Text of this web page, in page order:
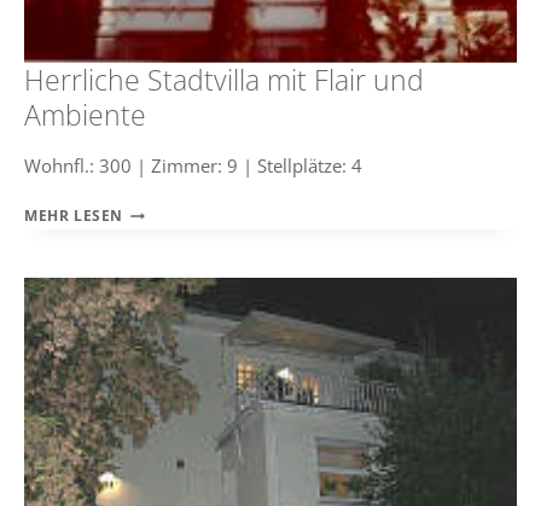
Herrliche Stadtvilla mit Flair und
Ambiente
Wohnfl.: 300 | Zimmer: 9 | Stellplätze: 4
MEHR LESEN HERRLICHE
FLAIR
UND
AMBIENTE